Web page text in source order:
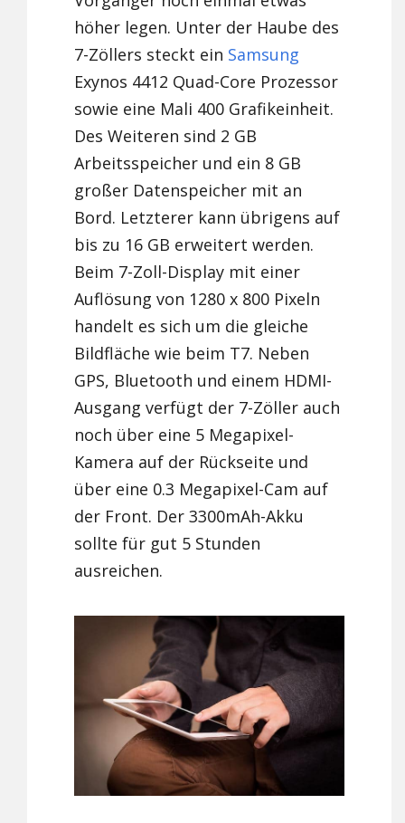
höher legen. Unter der Haube des
7-Zöllers steckt ein Samsung
Exynos 4412 Quad-Core Prozessor
sowie eine Mali 400 Grafikeinheit.
Des Weiteren sind 2 GB
Arbeitsspeicher und ein 8 GB
großer Datenspeicher mit an
Bord. Letzterer kann übrigens auf
bis zu 16 GB erweitert werden.
Beim 7-Zoll-Display mit einer
Auflösung von 1280 x 800 Pixeln
handelt es sich um die gleiche
Bildfläche wie beim T7. Neben
GPS, Bluetooth und einem HDMI-
Ausgang verfügt der 7-Zöller auch
noch über eine 5 Megapixel-
Kamera auf der Rückseite und
über eine 0.3 Megapixel-Cam auf
der Front. Der 3300mAh-Akku
sollte für gut 5 Stunden
ausreichen.